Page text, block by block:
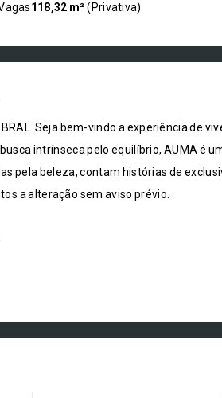
118,32 m² ( Privativa)
Seja bem-vindo a experiência de
intrínseca pelo equilíbrio, AUMA é
pela beleza, contam histórias de
a alteração sem aviso prévio.